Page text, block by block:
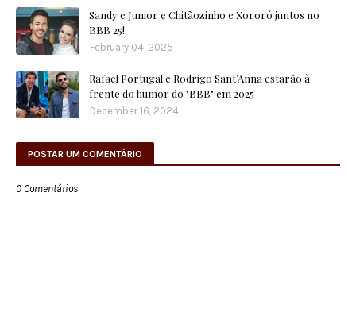
Sandy e Junior e Chitãozinho e Xororó juntos no
BBB 25!
February 04, 2025
Rafael Portugal e Rodrigo Sant’Anna estarão à
frente do humor do "BBB" em 2025
December 16, 2024
POSTAR UM COMENTÁRIO
0 Comentários